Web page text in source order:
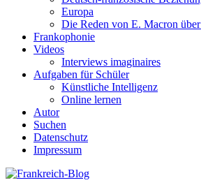
Europa
Die Reden von E. Macron
Frankophonie
Videos
Interviews imaginaires
Aufgaben für Schüler
Künstliche Intelligenz
Online lernen
Autor
Suchen
Datenschutz
Impressum